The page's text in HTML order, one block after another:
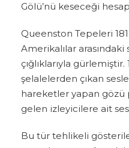
Gölü’nü keseceği
Queenston Tepeleri
Amerikalılar
çığlıklarıyla
şelalelerden çıkan
hareketler yapan gözü
gelen izleyicilere ait
Bu tür tehlikeli